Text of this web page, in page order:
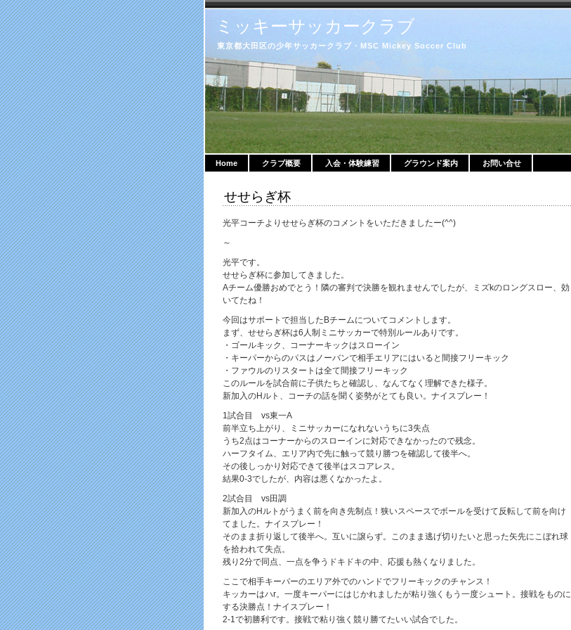
ミッキーサッカークラブ
東京都大田区の少年サッカークラブ・MSC Mickey Soccer Club
Home クラブ概要 入会・体験練習 グラウンド案内 お問い合せ
せせらぎ杯
光平コーチよりせせらぎ杯のコメントをいただきましたー(^^)
～
光平です。
せせらぎ杯に参加してきました。
Aチーム優勝おめでとう！隣の審判で決勝を観れませんでしたが、ミズkのロングスロー、効
いてたね！
今回はサポートで担当したBチームについてコメントします。
まず、せせらぎ杯は6人制ミニサッカーで特別ルールありです。
・ゴールキック、コーナーキックはスローイン
・キーパーからのパスはノーバンで相手エリアにはいると間接フリーキック
・ファウルのリスタートは全て間接フリーキック
このルールを試合前に子供たちと確認し、なんてなく理解できた様子。
新加入のHルト、コーチの話を聞く姿勢がとても良い。ナイスプレー！
1試合目 vs東一A
前半立ち上がり、ミニサッカーになれないうちに3失点
うち2点はコーナーからのスローインに対応できなかったので残念。
ハーフタイム、エリア内で先に触って競り勝つを確認して後半へ。
その後しっかり対応できて後半はスコアレス。
結果0-3でしたが、内容は悪くなかったよ。
2試合目 vs田調
新加入のHルトがうまく前を向き先制点！狭いスペースでボールを受けて反転して前を向け
てました。ナイスプレー！
そのまま折り返して後半へ。互いに譲らず。このまま逃げ切りたいと思った矢先にこぼれ球
を拾われて失点。
残り2分で同点、一点を争うドキドキの中、応援も熱くなりました。
ここで相手キーパーのエリア外でのハンドでフリーキックのチャンス！
キッカーはハr。一度キーパーにはじかれましたが粘り強くもう一度シュート。接戦をものに
する決勝点！ナイスプレー！
2-1で初勝利です。接戦で粘り強く競り勝てたいい試合でした。